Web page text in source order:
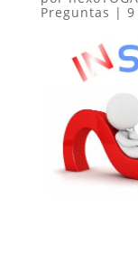
Preguntas |